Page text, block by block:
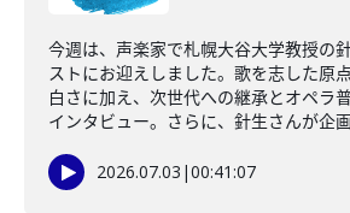
今週は、声楽家で札幌大谷大学教授の
ストにお迎えしました。歌を志した原
白さに加え、次世代への継承とオペラ
インタビュー。さらに、針生さんが企
2026.07.03 |00:41:07